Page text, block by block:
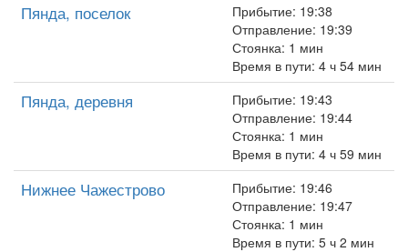
Пянда, поселок
Прибытие: 19:38
Отправление: 19:39
Стоянка: 1 мин
Время в пути: 4 ч 54 мин
Пянда, деревня
Прибытие: 19:43
Отправление: 19:44
Стоянка: 1 мин
Время в пути: 4 ч 59 мин
Нижнее Чажестрово
Прибытие: 19:46
Отправление: 19:47
Стоянка: 1 мин
Время в пути: 5 ч 2 мин